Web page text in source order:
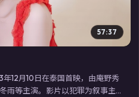
57:37
12月10日在泰国首映，由庵野秀
雨等主演。影片以犯罪为叙事主